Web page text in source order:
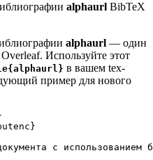
alphaurl BibTeX
alphaurl — один
Используйте этот
в вашем tex-
пример для нового
}
с